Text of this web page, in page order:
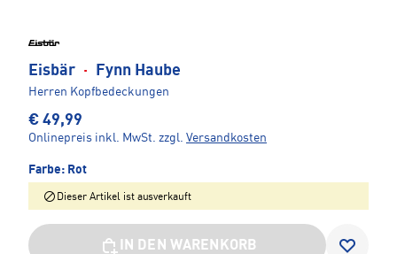
Eisbär · Fynn Haube
Herren Kopfbedeckungen
€ 49,99
Onlinepreis inkl. MwSt. zzgl. Versandkosten
Farbe: Rot
Dieser Artikel ist ausverkauft
IN DEN WARENKORB